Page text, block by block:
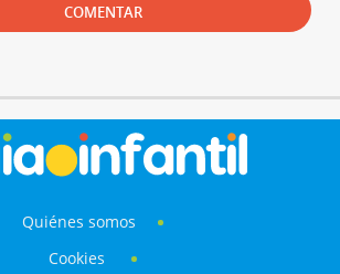
COMENTAR
Quiénes somos
Cookies